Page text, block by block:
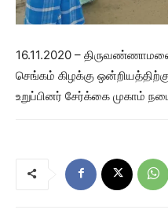
16.11.2020 –
செங்கம் கிழக்கு
உறுப்பினர் சேர்க்கை முகாம்